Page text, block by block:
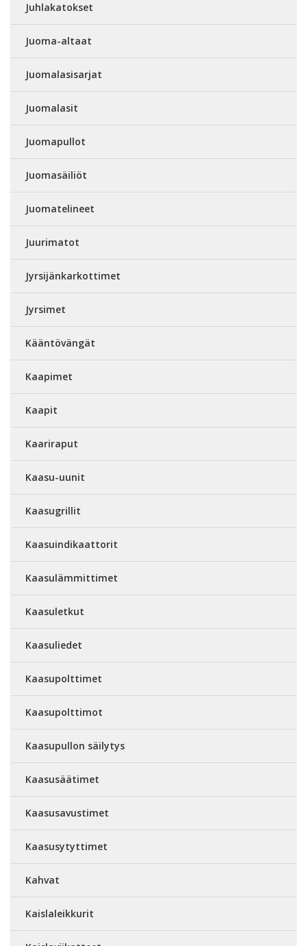
Juhlakatokset
Juoma-altaat
Juomalasisarjat
Juomalasit
Juomapullot
Juomasäiliöt
Juomatelineet
Juurimatot
Jyrsijänkarkottimet
Jyrsimet
Kääntövängät
Kaapimet
Kaapit
Kaariraput
Kaasu-uunit
Kaasugrillit
Kaasuindikaattorit
Kaasulämmittimet
Kaasuletkut
Kaasuliedet
Kaasupolttimet
Kaasupolttimot
Kaasupullon säilytys
Kaasusäätimet
Kaasusavustimet
Kaasusytyttimet
Kahvat
Kaislaleikkurit